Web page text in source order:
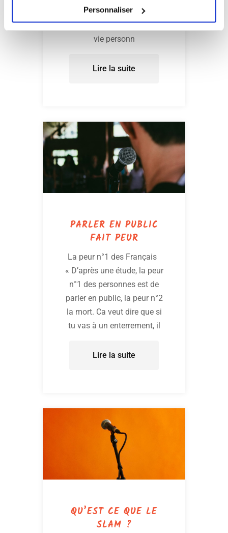
Personnaliser
ensuite utiliser dans sa vie
quotidienne (travail, études,
vie personn
Lire la suite
PARLER EN PUBLIC
FAIT PEUR
La peur n°1 des Français
« D’après une étude, la peur
n°1 des personnes est de
parler en public, la peur n°2
la mort. Ca veut dire que si
tu vas à un enterrement, il
Lire la suite
QU’EST CE QUE LE
SLAM ?